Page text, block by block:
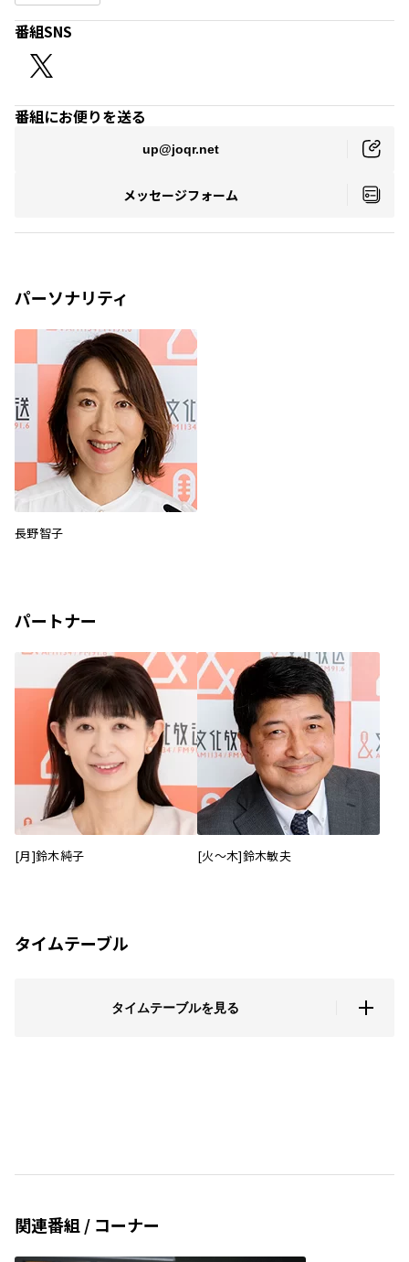
番組SNS
番組にお便りを送る
up@joqr.net
メッセージフォーム
パーソナリティ
長野智子
パートナー
[月]鈴木純子 [火～木]鈴木敏夫
タイムテーブル
タイムテーブルを見る
関連番組 / コーナー